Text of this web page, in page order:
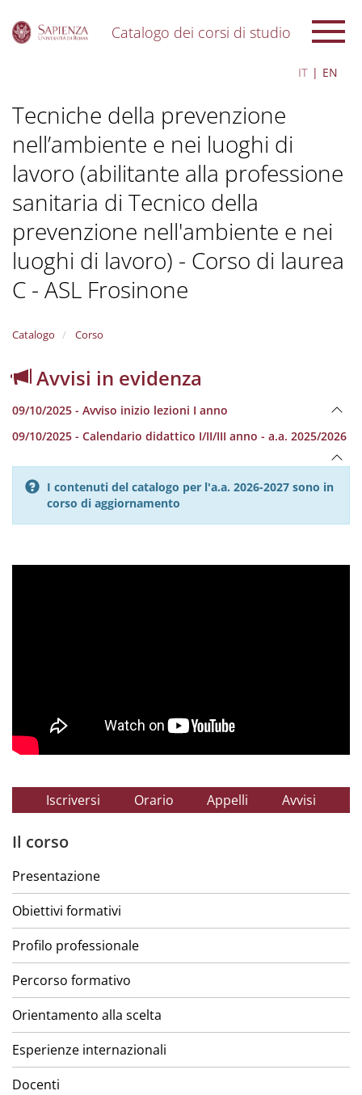
Catalogo dei corsi di studio
IT EN
Tecniche della prevenzione
nell’ambiente e nei luoghi di
lavoro (abilitante alla professione
sanitaria di Tecnico della
prevenzione nell'ambiente e nei
luoghi di lavoro) - Corso di laurea
C - ASL Frosinone
Catalogo Corso
Avvisi in evidenza
09/10/2025 - Avviso inizio lezioni I anno
09/10/2025 - Calendario didattico I/II/III anno - a.a. 2025/2026
I contenuti del catalogo per l'a.a. 2026-2027 sono in
corso di aggiornamento
Iscriversi Orario Appelli Avvisi
Il corso
Presentazione
Obiettivi formativi
Profilo professionale
Percorso formativo
Orientamento alla scelta
Esperienze internazionali
Docenti